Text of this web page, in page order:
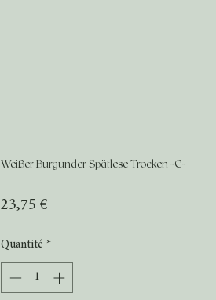
Weißer Burgunder Spätlese Trocken -C-
23,75 €Prix
Quantité *